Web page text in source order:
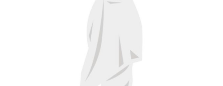
Dari Yunani Hingga Persia yang Tumbang Karena Dogma
Sejarah mencatat peradaban Yunani kuno pernah berdiri
megah dengan filsafat rasionalnya. Di masa Socrates dan
Aristoteles, manusia diajak berpikir, mempertanyakan, dan
menguji segala sesuatu lewat logika. Tapi ketika